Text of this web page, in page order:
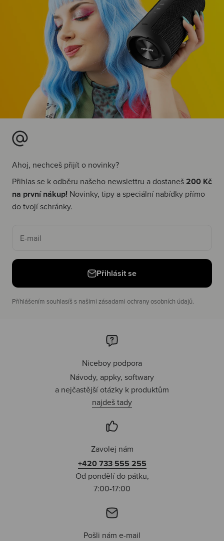
Ahoj, nechceš přijít o novinky?
Přihlas se k odběru našeho newslettru a dostaneš200 Kč
na první nákup! Novinky, tipy a speciální nabídky přímo
do tvojí schránky.
E-mail
Přihlásit se
Příhlášením souhlasíš s našimi zásadami ochrany osobních údajů.
Niceboy podpora
Návody, appky, softwary
a nejčastější otázky k produktům
najdeš tady
Zavolej nám
+420 733 555 255
Od pondělí do pátku,
7:00-17:00
Pošli nám e-mail